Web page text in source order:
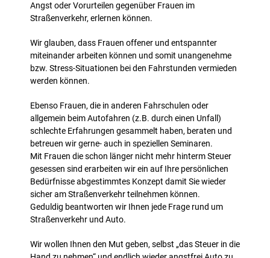
Angst oder Vorurteilen gegenüber Frauen im
Straßenverkehr, erlernen können.
Wir glauben, dass Frauen offener und entspannter
miteinander arbeiten können und somit unangenehme
bzw. Stress-Situationen bei den Fahrstunden vermieden
werden können.
Ebenso Frauen, die in anderen Fahrschulen oder
allgemein beim Autofahren (z.B. durch einen Unfall)
schlechte Erfahrungen gesammelt haben, beraten und
betreuen wir gerne- auch in speziellen Seminaren.
Mit Frauen die schon länger nicht mehr hinterm Steuer
gesessen sind erarbeiten wir ein auf Ihre persönlichen
Bedürfnisse abgestimmtes Konzept damit Sie wieder
sicher am Straßenverkehr teilnehmen können.
Geduldig beantworten wir Ihnen jede Frage rund um
Straßenverkehr und Auto.
Wir wollen Ihnen den Mut geben, selbst „das Steuer in die